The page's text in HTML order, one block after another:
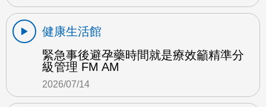
健康生活館
緊急事後避孕藥時間就是療效籲精準分
級管理 FM AM
2026/07/14